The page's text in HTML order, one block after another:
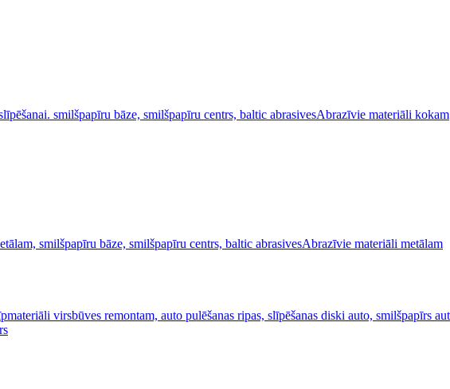
Abrazīvie materiāli kokam
Abrazīvie materiāli metālam